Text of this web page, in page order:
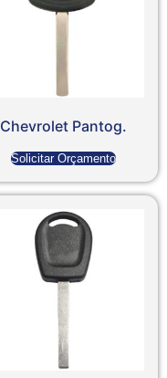
Chevrolet Pantog.
Solicitar Orçamento